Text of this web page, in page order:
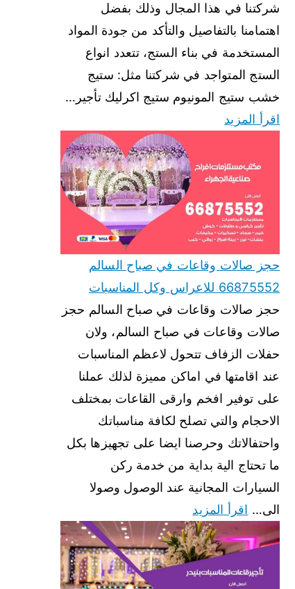
شركتنا في هذا المجال وذلك بفضل
اهتمامنا بالتفاصيل والتأكد من جودة المواد
المستخدمة في بناء الستج، تتعدد انواع
الستج المتواجد في شركتنا مثل: ستيج
خشب ستيج المونيوم ستيج اكرليك تأجير…
اقرأ المزيد
حجز صالات وقاعات في صباح السالم
66875552 للاعراس وكل المناسبات
حجز صالات وقاعات في صباح السالم حجز
صالات وقاعات في صباح السالم، ولان
حفلات الزفاف تتحول لاعظم المناسبات
عند اقامتها في اماكن مميزة لذلك عملنا
على توفير افخم وارقى القاعات بمختلف
الاحجام والتي تصلح لكافة مناسباتك
واحتفالاتك وحرصنا ايضا على تجهيزها بكل
ما تحتاج الية بداية من خدمة ركن
السيارات المجانية عند الوصول وصولا
الى… اقرأ المزيد